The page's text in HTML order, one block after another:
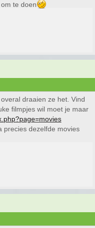
te doen
draaien ze het. Vind
filmpjes wil moet je maar
precies dezelfde movies